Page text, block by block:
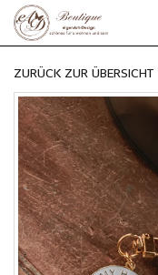
Skip
main
ZURÜCK ZUR ÜBERSICHT